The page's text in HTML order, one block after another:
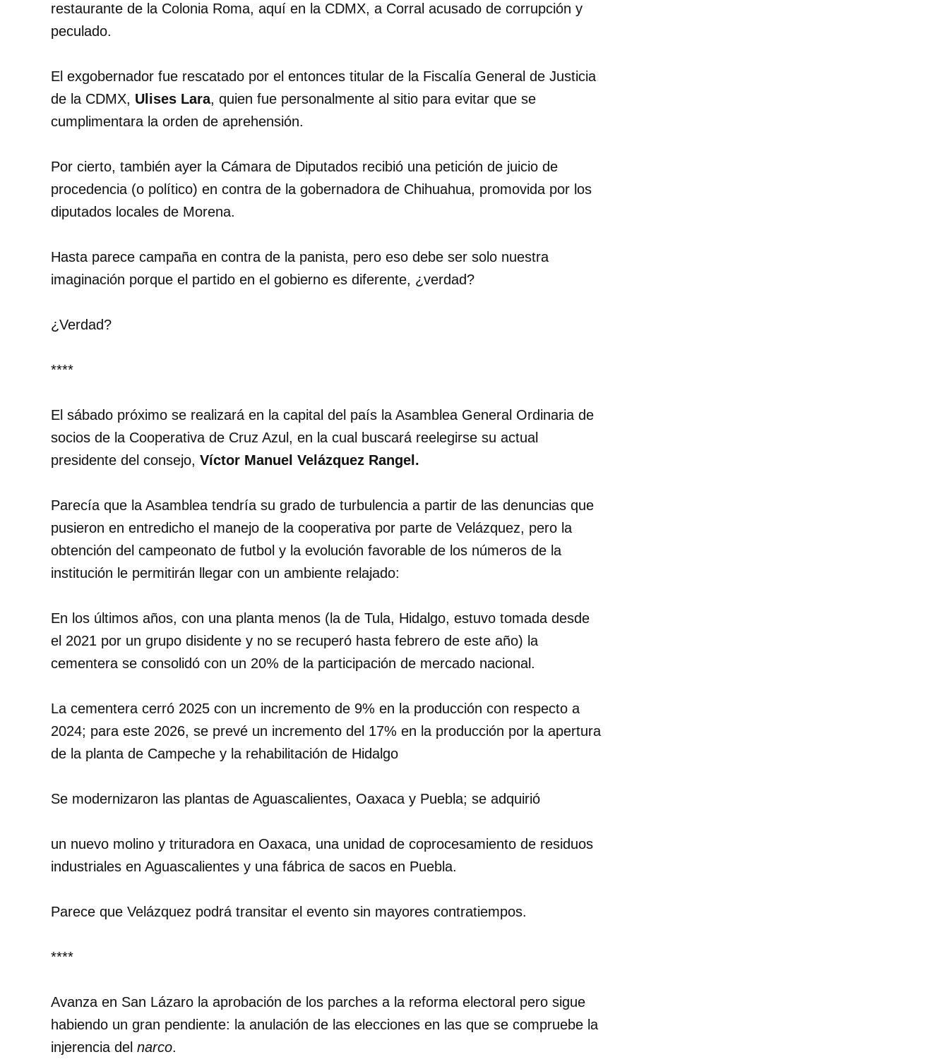
restaurante de la Colonia Roma, aquí en la CDMX, a Corral acusado de corrupción y
peculado.
El exgobernador fue rescatado por el entonces titular de la Fiscalía General de Justicia
de la CDMX, Ulises Lara, quien fue personalmente al sitio para evitar que se
cumplimentara la orden de aprehensión.
Por cierto, también ayer la Cámara de Diputados recibió una petición de juicio de
procedencia (o político) en contra de la gobernadora de Chihuahua, promovida por los
diputados locales de Morena.
Hasta parece campaña en contra de la panista, pero eso debe ser solo nuestra
imaginación porque el partido en el gobierno es diferente, ¿verdad?
¿Verdad?
****
El sábado próximo se realizará en la capital del país la Asamblea General Ordinaria de
socios de la Cooperativa de Cruz Azul, en la cual buscará reelegirse su actual
presidente del consejo, Víctor Manuel Velázquez Rangel.
Parecía que la Asamblea tendría su grado de turbulencia a partir de las denuncias que
pusieron en entredicho el manejo de la cooperativa por parte de Velázquez, pero la
obtención del campeonato de futbol y la evolución favorable de los números de la
institución le permitirán llegar con un ambiente relajado:
En los últimos años, con una planta menos (la de Tula, Hidalgo, estuvo tomada desde
el 2021 por un grupo disidente y no se recuperó hasta febrero de este año) la
cementera se consolidó con un 20% de la participación de mercado nacional.
La cementera cerró 2025 con un incremento de 9% en la producción con respecto a
2024; para este 2026, se prevé un incremento del 17% en la producción por la apertura
de la planta de Campeche y la rehabilitación de Hidalgo
Se modernizaron las plantas de Aguascalientes, Oaxaca y Puebla; se adquirió
un nuevo molino y trituradora en Oaxaca, una unidad de coprocesamiento de residuos
industriales en Aguascalientes y una fábrica de sacos en Puebla.
Parece que Velázquez podrá transitar el evento sin mayores contratiempos.
****
Avanza en San Lázaro la aprobación de los parches a la reforma electoral pero sigue
habiendo un gran pendiente: la anulación de las elecciones en las que se compruebe la
injerencia del narco.